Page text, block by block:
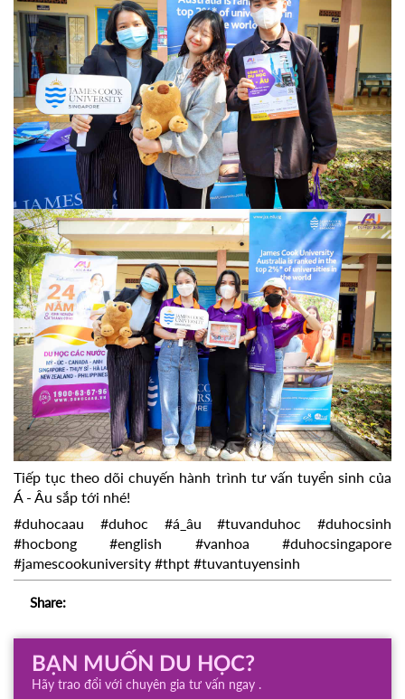
Tiếp tục theo dõi chuyến hành trình tư vấn tuyển sinh của
Á - Âu sắp tới nhé!
#duhocaau
#duhoc #á_âu #tuvanduhoc
#duhocsinh
#hocbong
#english #vanhoa
#duhocsingapore
#jamescookuniversity #thpt #tuvantuyensinh
Share:
BẠN MUỐN DU HỌC?
Hãy trao đổi với chuyên gia tư vấn ngay .